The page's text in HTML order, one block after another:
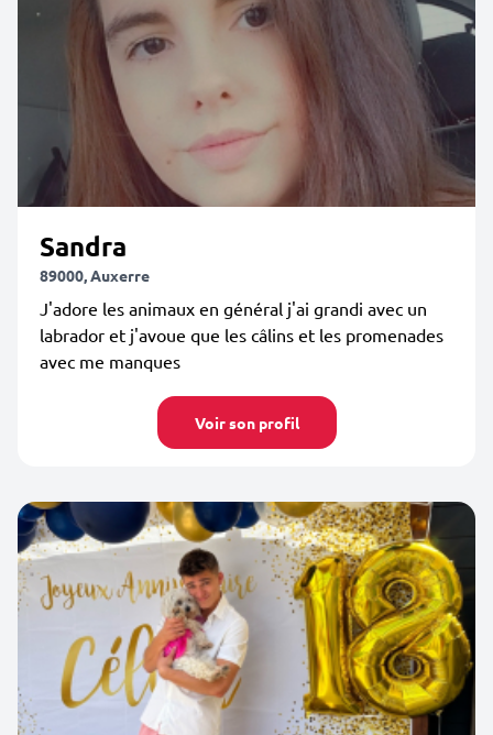
Sandra
89000, Auxerre
J'adore les animaux en général j'ai grandi avec un
labrador et j'avoue que les câlins et les promenades
avec me manques
Voir son profil